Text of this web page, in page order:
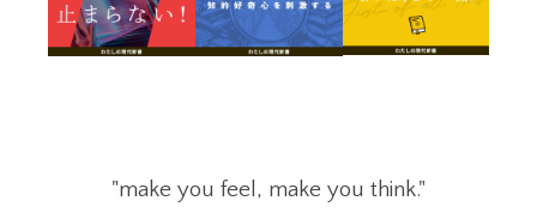
"make you feel, make you think."